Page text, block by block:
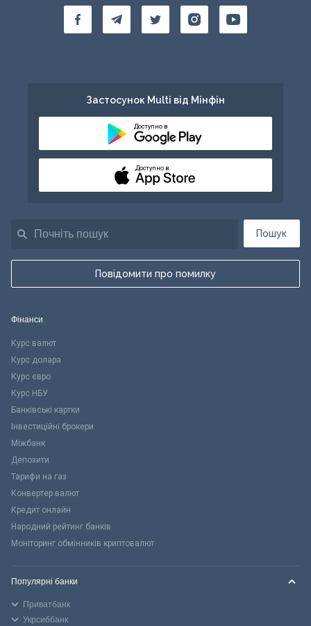
Пошук
Повідомити про помилку
Застосунок Multi від Мінфін
Доступно в
Доступно в
Фінанси
Курс валют
Курс долара
Курс євро
Курс НБУ
Банківські картки
Інвестиційні брокери
Міжбанк
Депозити
Тарифи на газ
Конвертер валют
Кредит онлайн
Народний рейтинг банків
Моніторинг обмінників криптовалют
Популярні банки
Приватбанк
Укрсиббанк